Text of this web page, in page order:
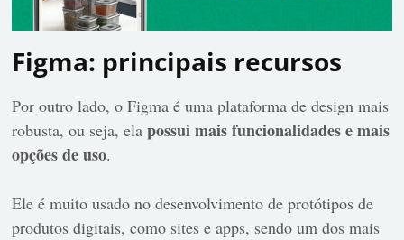
Figma: principais recursos
Por outro lado, o Figma é uma plataforma de design mais
robusta, ou seja, elapossui mais funcionalidades e mais
opções de uso.
Ele é muito usado no desenvolvimento de protótipos de
produtos digitais, como sites e apps, sendo um dos mais